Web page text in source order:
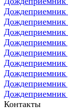
Дождеприемник
Дождеприемник
Контакты